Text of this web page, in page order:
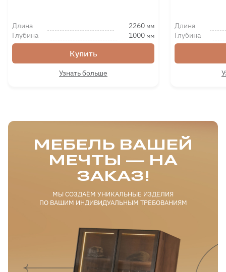
Длина 2260 мм
Глубина 1000 мм
Купить
Узнать больше
Длина
Глубина
МЕБЕЛЬ ВАШЕЙ
МЕЧТЫ — НА
ЗАКАЗ!
МЫ СОЗДАЁМ УНИКАЛЬНЫЕ ИЗДЕЛИЯ
ПО ВАШИМ ИНДИВИДУАЛЬНЫМ ТРЕБОВАНИЯМ